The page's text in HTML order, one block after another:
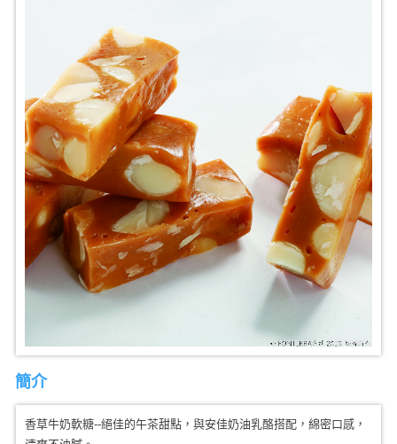
簡介
香草牛奶軟糖--絕佳的午茶甜點，與安佳奶油乳酪搭配，綿密口感，